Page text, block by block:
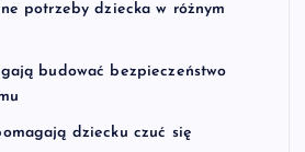
potrzeby dziecka w różnym
budować bezpieczeństwo
dziecku czuć się